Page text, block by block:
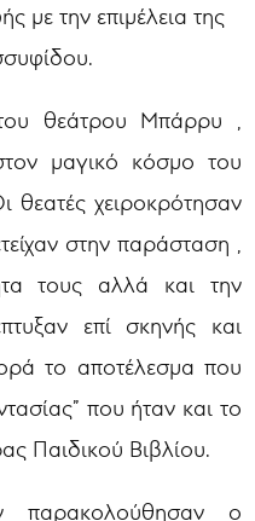
με την επιμέλεια της
θεάτρου Μπάρρυ ,
μαγικό κόσμο του
θεατές χειροκρότησαν
στην παράσταση ,
τους αλλά και την
επί σκηνής και
το αποτέλεσμα που
που ήταν και το
Παιδικού Βιβλίου.
ο